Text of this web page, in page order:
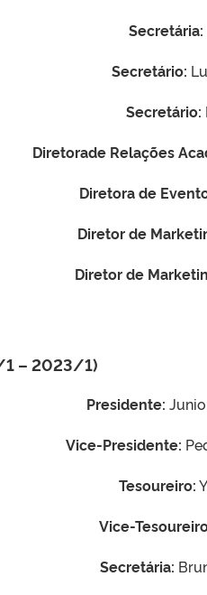
Secretária:
Secretário:
Secretário:
Diretorade Relações
Diretora de
Diretor de
Diretor de
1 – 2023/1)
Presidente:
Vice-Presidente:
Tesoureiro:
Vice-
Secretária: